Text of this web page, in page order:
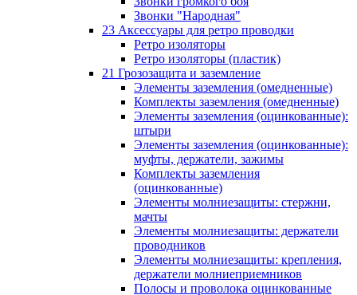
Звонки "Народная"
23 Аксессуары для ретро проводки
Ретро изоляторы
Ретро изоляторы (пластик)
21 Грозозащита и заземление
Элементы заземления (омедненные)
Комплекты заземления (омедненные)
Элементы заземления (оцинкованные):
штыри
Элементы заземления (оцинкованные):
муфты, держатели, зажимы
Комплекты заземления
(оцинкованные)
Элементы молниезащиты: стержни,
мачты
Элементы молниезащиты: держатели
проводников
Элементы молниезащиты: крепления,
держатели молниеприемников
Полосы и проволока оцинкованные